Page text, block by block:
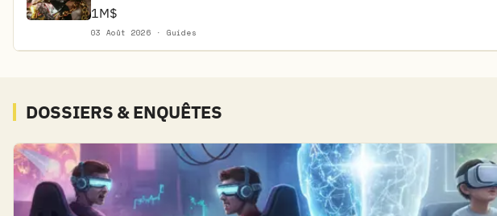
1M$
03 Août 2026 · Guides
DOSSIERS & ENQUÊTES